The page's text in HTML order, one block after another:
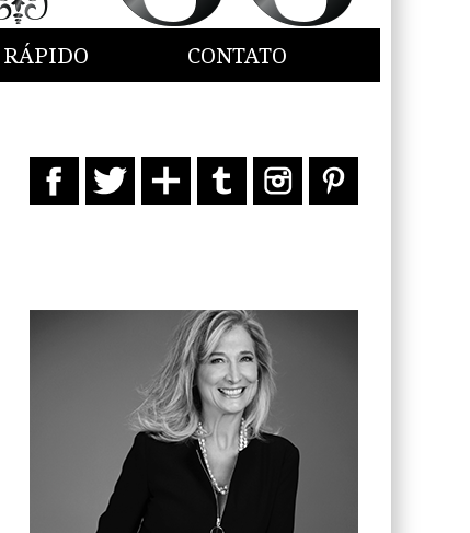
RÁPIDO CONTATO